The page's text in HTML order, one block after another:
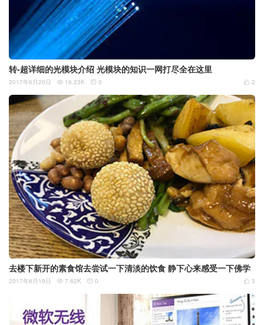
转-超详细的光模块介绍 光模块的知识一网打尽全在这里
 2
2017年6月20日  16.23K  0
去楼下新开的素食馆去尝试一下清淡的饮食 静下心来感受一下佛学
 3
2017年6月19日  7.62K  0